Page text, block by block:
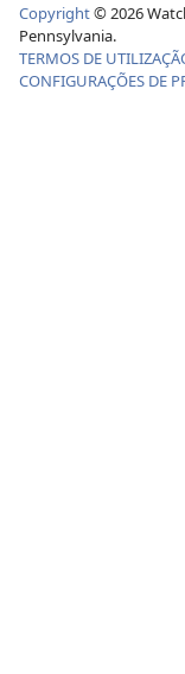
Copyright© 2026
Pennsylvania.
TERMOS DE
CONFIGURAÇÕES DE